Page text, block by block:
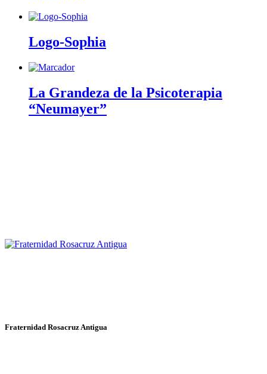
Logo-Sophia
La Grandeza de la Psicoterapia
“Neumayer”
Fraternidad Rosacruz Antigua